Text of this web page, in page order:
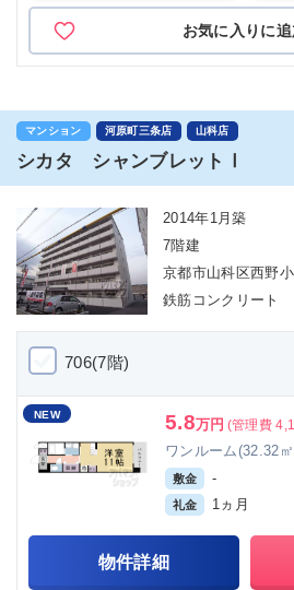
お気に入りに追
マンション 河原町三条店 山科店
シカタ シャンブレットⅠ
2014年1月築
7階建
京都市山科区西野
鉄筋コンクリート
706(7階)
NEW 5.8万円 (管理費
ワンルーム(32.32
敷金 -
礼金 1ヵ月
物件詳細